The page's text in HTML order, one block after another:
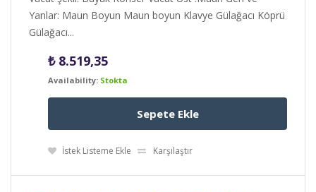
Yanlar: Maun Boyun Maun boyun Klavye Gülağacı Köprü
Gülağacı...
₺8.519,35
Availability: Stokta
Sepete Ekle
İstek Listeme Ekle Karşılaştır